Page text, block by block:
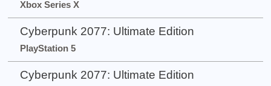
Xbox Series X
Cyberpunk 2077: Ultimate Edition
PlayStation 5
Cyberpunk 2077: Ultimate Edition